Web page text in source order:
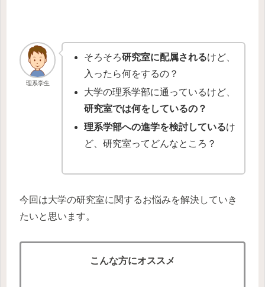
理系学生
そろそろ研究室に配属されるけど、
入ったら何をするの？
大学の理系学部に通っているけど、
研究室では何をしているの？
理系学部への進学を検討しているけ
ど、研究室ってどんなところ？
今回は大学の研究室に関するお悩みを解決していき
たいと思います。
こんな方にオススメ